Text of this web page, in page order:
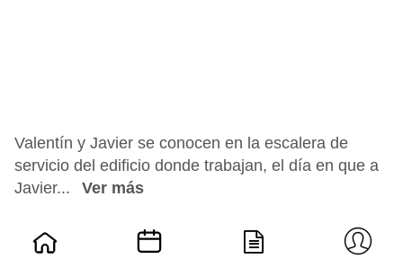
Valentín y Javier se conocen en la escalera de
servicio del edificio donde trabajan, el día en que a
Javier...
Ver más